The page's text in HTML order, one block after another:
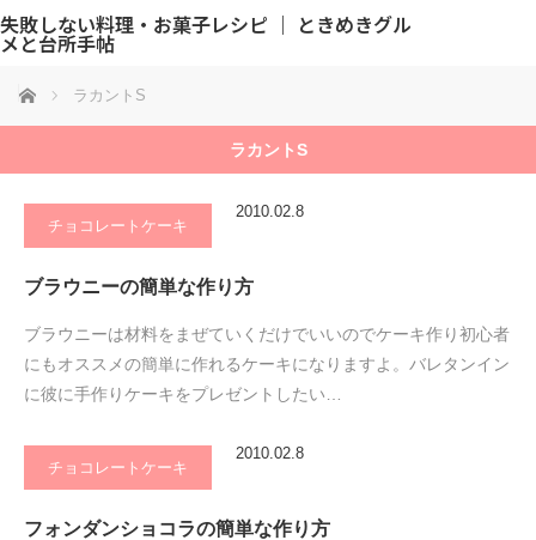
失敗しない料理・お菓子レシピ ｜ ときめきグル
メと台所手帖
ホーム ラカントS
ラカントS
チョコレートケーキ
2010.02.8
ブラウニーの簡単な作り方
ブラウニーは材料をまぜていくだけでいいのでケーキ作り初心者
にもオススメの簡単に作れるケーキになりますよ。バレタンイン
に彼に手作りケーキをプレゼントしたい…
チョコレートケーキ
2010.02.8
フォンダンショコラの簡単な作り方